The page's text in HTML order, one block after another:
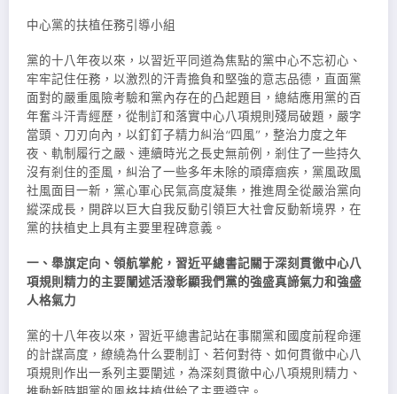
中心黨的扶植任務引導小組
黨的十八年夜以來，以習近平同道為焦點的黨中心不忘初心、
牢牢記住任務，以激烈的汗青擔負和堅強的意志品德，直面黨
面對的嚴重風險考驗和黨內存在的凸起題目，總結應用黨的百
年奮斗汗青經歷，從制訂和落實中心八項規則殘局破題，嚴字
當頭、刀刃向內，以釘釘子精力糾治“四風”，整治力度之年
夜、軌制履行之嚴、連續時光之長史無前例，剎住了一些持久
沒有剎住的歪風，糾治了一些多年未除的頑瘴痼疾，黨風政風
社風面目一新，黨心軍心民氣高度凝集，推進周全從嚴治黨向
縱深成長，開辟以巨大自我反動引領巨大社會反動新境界，在
黨的扶植史上具有主要里程碑意義。
一、舉旗定向、領航掌舵，習近平總書記關于深刻貫徹中心八
項規則精力的主要闡述活潑彰顯我們黨的強盛真諦氣力和強盛
人格氣力
黨的十八年夜以來，習近平總書記站在事關黨和國度前程命運
的計謀高度，繚繞為什么要制訂、若何對待、如何貫徹中心八
項規則作出一系列主要闡述，為深刻貫徹中心八項規則精力、